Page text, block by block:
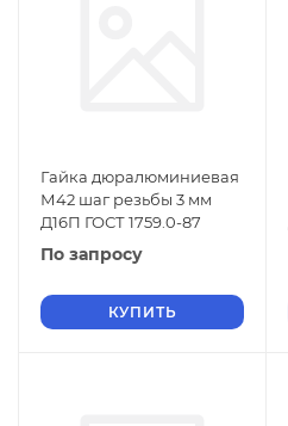
Гайка дюралюминиевая
М42 шаг резьбы 3 мм
Д16П ГОСТ 1759.0-87
По запросу
КУПИТЬ